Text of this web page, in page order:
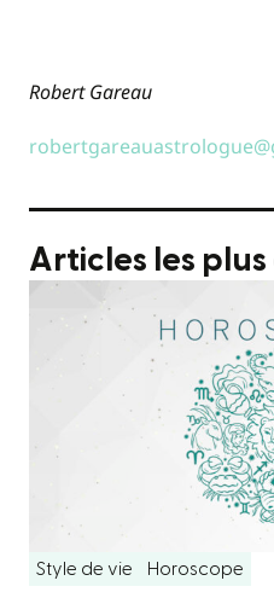
Robert Gareau
Articles les
Style de vie Horoscope